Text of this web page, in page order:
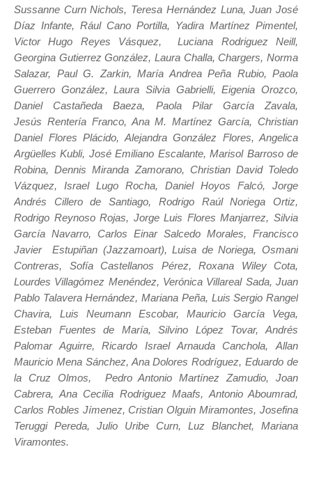
Sussanne Curn Nichols, Teresa Hernández Luna, Juan José
Díaz Infante, Rául Cano Portilla, Yadira Martínez Pimentel,
Victor Hugo Reyes Vásquez, Luciana Rodriguez Neill,
Georgina Gutierrez González, Laura Challa, Chargers, Norma
Salazar, Paul G. Zarkin, María Andrea Peña Rubio, Paola
Guerrero González, Laura Silvia Gabrielli, Eigenia Orozco,
Daniel Castañeda Baeza, Paola Pilar García Zavala,
Jesús Rentería Franco, Ana M. Martínez García, Christian
Daniel Flores Plácido, Alejandra González Flores, Angelica
Argüelles Kubli, José Emiliano Escalante, Marisol Barroso de
Robina, Dennis Miranda Zamorano, Christian David Toledo
Vázquez, Israel Lugo Rocha, Daniel Hoyos Falcó, Jorge
Andrés Cillero de Santiago, Rodrigo Raúl Noriega Ortiz,
Rodrigo Reynoso Rojas, Jorge Luis Flores Manjarrez, Silvia
García Navarro, Carlos Einar Salcedo Morales, Francisco
Javier Estupiñan (Jazzamoart), Luisa de Noriega, Osmani
Contreras, Sofía Castellanos Pérez, Roxana Wiley Cota,
Lourdes Villagómez Menéndez, Verónica Villareal Sada, Juan
Pablo Talavera Hernández, Mariana Peña, Luis Sergio Rangel
Chavira, Luis Neumann Escobar, Mauricio García Vega,
Esteban Fuentes de María, Silvino López Tovar, Andrés
Palomar Aguirre, Ricardo Israel Arnauda Canchola, Allan
Mauricio Mena Sánchez, Ana Dolores Rodríguez, Eduardo de
la Cruz Olmos, Pedro Antonio Martínez Zamudio, Joan
Cabrera, Ana Cecilia Rodriguez Maafs, Antonio Aboumrad,
Carlos Robles Jímenez, Cristian Olguin Miramontes, Josefina
Teruggi Pereda, Julio Uribe Curn, Luz Blanchet, Mariana
Viramontes.